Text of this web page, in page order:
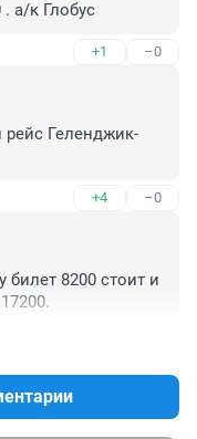
а/к Глобус
+1 –0
Геленджик-
+4 –0
билет 8200 стоит и